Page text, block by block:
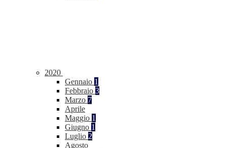
2020
Gennaio 1
Febbraio 3
Marzo 7
Aprile
Maggio 1
Giugno 1
Luglio 2
Agosto